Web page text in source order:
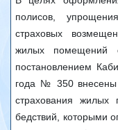
полисов,
страховых
жилых помещений
постановлением
года № 350 внесены
страхования
бедствий, которыми